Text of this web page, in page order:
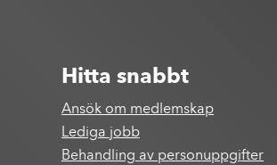
Hitta snabbt
Ansök om medlemskap
Lediga jobb
Behandling av personuppgifter